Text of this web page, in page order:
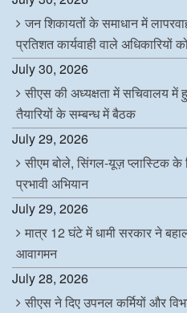
जन शिकायतों के समाधान में
प्रतिशत कार्यवाही वाले अधिकारियों
July 30, 2026
सीएस की अध्यक्षता में सचिवालय में
तैयारियों के सम्बन्ध में बैठक
July 29, 2026
सीएम बोले, सिंगल-यूज़ प्लास्टिक के
प्रभावी अभियान
July 29, 2026
मात्र 12 घंटे में धामी सरकार ने
आवागमन
July 28, 2026
सीएस ने दिए उपनल कर्मियों और